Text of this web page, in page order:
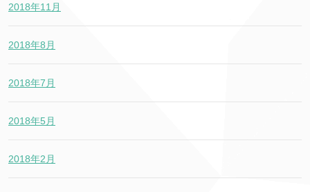
2018年11月
2018年8月
2018年7月
2018年5月
2018年2月